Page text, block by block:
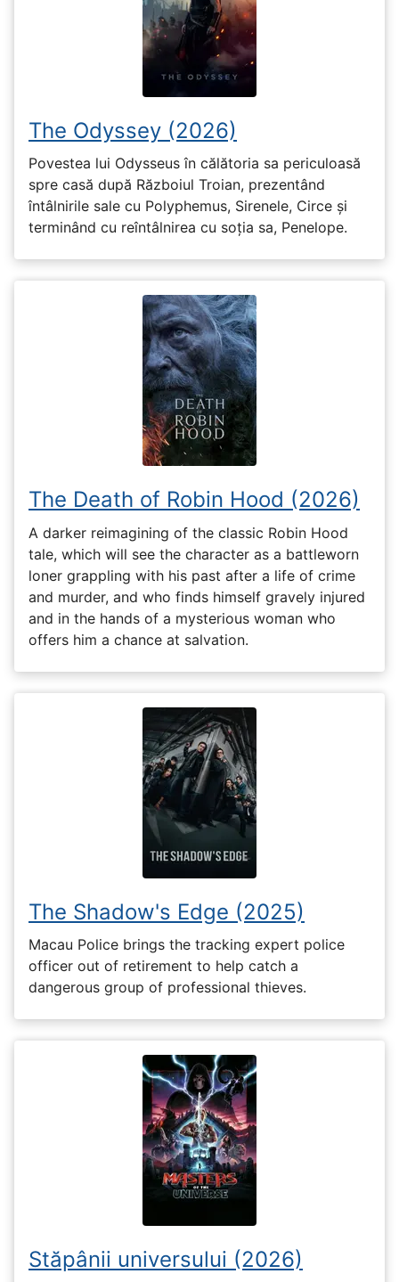
The Odyssey (2026)
Povestea lui Odysseus în călătoria sa periculoasă
spre casă după Războiul Troian, prezentând
întâlnirile sale cu Polyphemus, Sirenele, Circe și
terminând cu reîntâlnirea cu soția sa, Penelope.
The Death of Robin Hood (2026)
A darker reimagining of the classic Robin Hood
tale, which will see the character as a battleworn
loner grappling with his past after a life of crime
and murder, and who finds himself gravely injured
and in the hands of a mysterious woman who
offers him a chance at salvation.
The Shadow's Edge (2025)
Macau Police brings the tracking expert police
officer out of retirement to help catch a
dangerous group of professional thieves.
Stăpânii universului (2026)